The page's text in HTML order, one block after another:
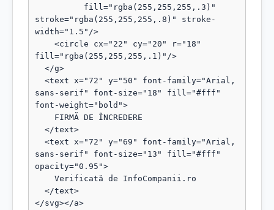
stroke="rgba(255,255,255,.8)" stroke-
width="1.5"/>
fill="rgba(255,255,255,.1)"/>
sans-serif" font-size="18" fill="#fff"
font-weight="bold">
sans-serif" font-size="13" fill="#fff"
opacity="0.95">
</svg></a>